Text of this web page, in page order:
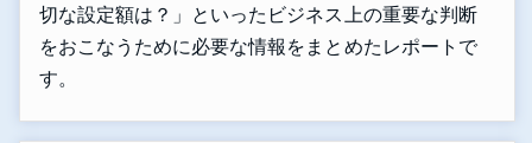
切な設定額は？」といったビジネス上の重要な判断
をおこなうために必要な情報をまとめたレポートで
す。